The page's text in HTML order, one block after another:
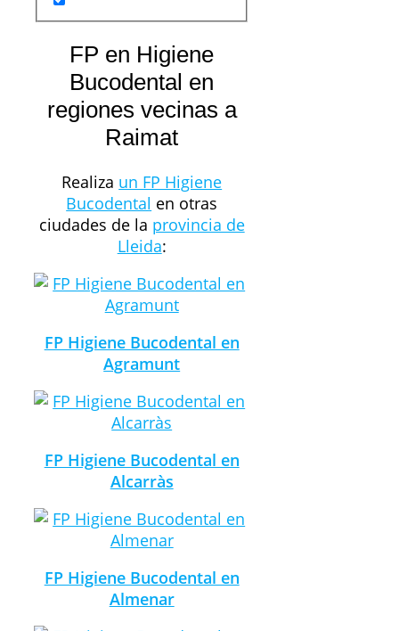
FP en Higiene
Bucodental en
regiones vecinas a
Raimat
Realiza un FP Higiene
Bucodental en otras
ciudades de la provincia de
Lleida:
FP Higiene Bucodental en
Agramunt
FP Higiene Bucodental en
Alcarràs
FP Higiene Bucodental en
Almenar